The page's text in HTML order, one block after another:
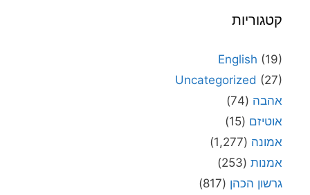
קטגוריות
English (19)
Uncategorized (27)
אהבה (74)
אוטיזם (15)
אמונה (1,277)
אמנות (253)
גרשון הכהן (817)